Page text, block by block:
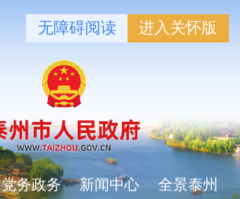
无障碍阅读 进入关怀版
党务政务 新闻中心
全景泰州